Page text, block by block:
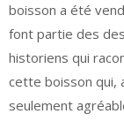
boisson a été
font partie des
historiens qui
cette boisson qui,
seulement